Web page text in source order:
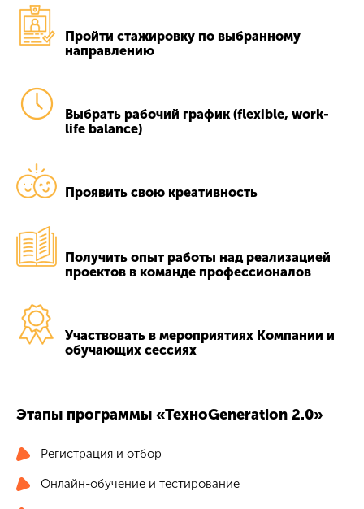
Пройти стажировку по выбранному
направлению
Выбрать рабочий график (flexible, work-
life balance)
Проявить свою креативность
Получить опыт работы над реализацией
проектов в команде профессионалов
Участвовать в мероприятиях Компании и
обучающих сессиях
Этапы программы «ТехноGeneration 2.0»
Регистрация и отбор
Онлайн-обучение и тестирование